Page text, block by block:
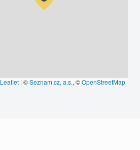
Leaflet | ©Seznam.cz, a.s., ©OpenStreetMap